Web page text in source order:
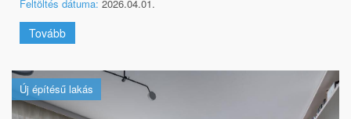
Feltöltés dátuma: 2026.04.01.
Tovább
Új építésű lakás